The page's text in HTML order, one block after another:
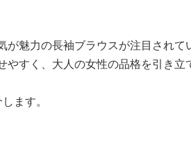
が魅力の長袖ブラウスが注目されて
すく、大人の女性の品格を引き
ます。